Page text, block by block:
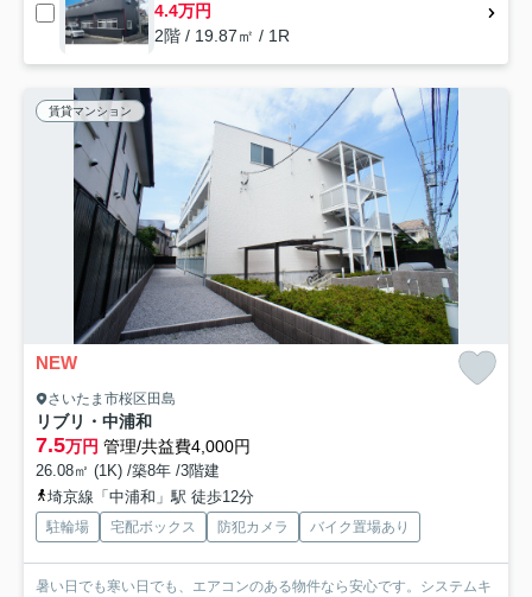
4.4万円
2階 / 19.87㎡ / 1R
賃貸マンション
NEW
さいたま市桜区田島
リブリ・中浦和
7.5万円 管理/共益費4,000円
26.08㎡ (1K) /築8年 /3階建
埼京線「中浦和」駅 徒歩12分
駐輪場 宅配ボックス 防犯カメラ バイク置場あり
暑い日でも寒い日でも、エアコンのある物件なら安心です。システムキ